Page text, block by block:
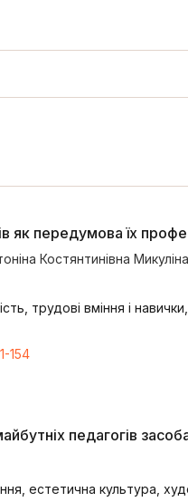
як передумова їх
Костянтинівна Микуліна
трудові вміння і
154
педагогів
естетична культура,